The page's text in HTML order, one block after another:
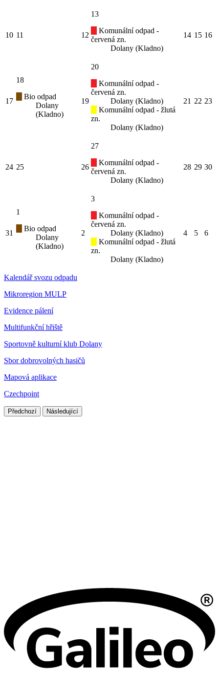
10 11 12
13
Komunální odpad -
červená zn.
Dolany (Kladno)
14 15 16
17
18
Bio odpad
Dolany
(Kladno)
19
20
Komunální odpad -
červená zn.
Dolany (Kladno)
Komunální odpad - žlutá
zn.
Dolany (Kladno)
21 22 23
24 25 26
27
Komunální odpad -
červená zn.
Dolany (Kladno)
28 29 30
31
1
Bio odpad
Dolany
(Kladno)
2
3
Komunální odpad -
červená zn.
Dolany (Kladno)
Komunální odpad - žlutá
zn.
Dolany (Kladno)
4 5 6
Kalendář svozu odpadu
Mikroregion MULP
Evidence pálení
Multifunkční hřiště
Sportovně kulturní klub Dolany
Sbor dobrovolných hasičů
Mapová aplikace
Czechpoint
Předchozí Následující